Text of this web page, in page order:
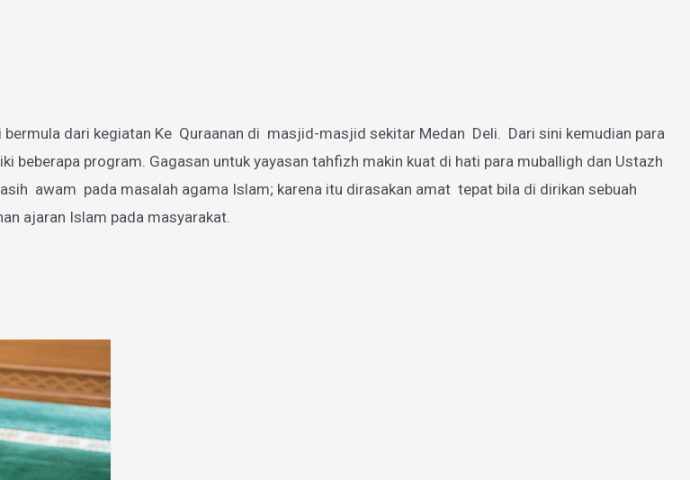
dari kegiatan Ke Quraanan di masjid-masjid sekitar Medan Deli. Dari sini kemudian para
beberapa program. Gagasan untuk yayasan tahfizh makin kuat di hati para muballigh dan Ustazh
awam pada masalah agama Islam; karena itu dirasakan amat tepat bila di dirikan sebuah
ajaran Islam pada masyarakat.